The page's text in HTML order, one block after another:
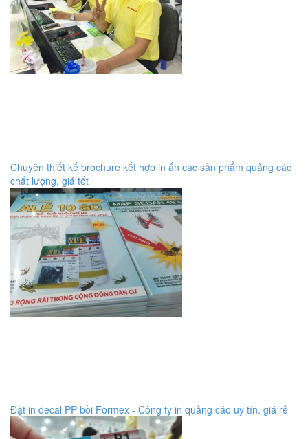
Chuyên thiết kế brochure kết hợp in ấn các sản phẩm quảng cáo
chất lượng, giá tốt
Đặt in decal PP bồi Formex - Công ty in quảng cáo uy tín. giá rẻ